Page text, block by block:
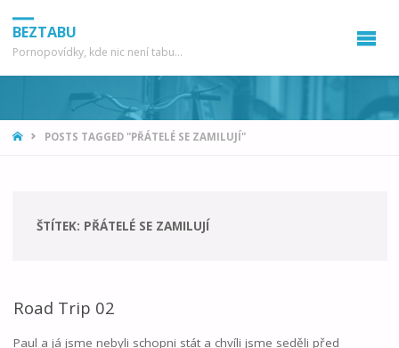
BEZTABU
Pornopovídky, kde nic není tabu...
HOMEPOSTS TAGGED "PŘÁTELÉ SE ZAMILUJÍ"
ŠTÍTEK: PŘÁTELÉ SE ZAMILUJÍ
Road Trip 02
Paul a já jsme nebyli schopni stát a chvíli jsme seděli před